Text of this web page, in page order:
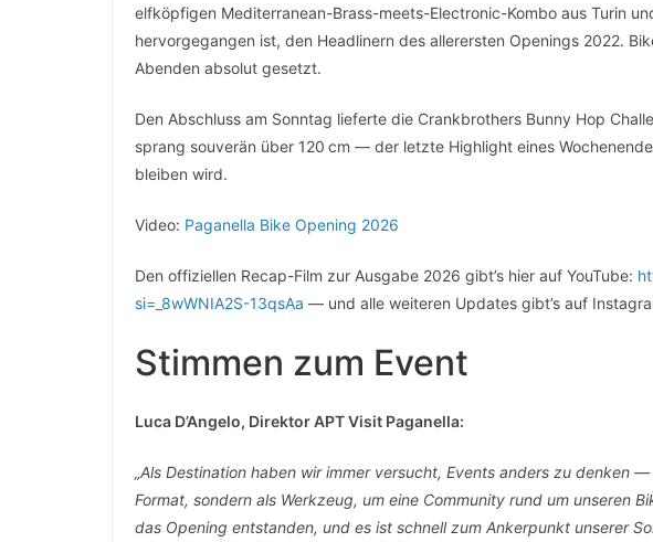
elfköpfigen Mediterranean-Brass-meets-Electronic-Kombo aus Turin
hervorgegangen ist, den Headlinern des allerersten Openings 2022.
Abenden absolut gesetzt.
Den Abschluss am Sonntag lieferte die Crankbrothers Bunny Hop
sprang souverän über 120 cm — der letzte Highlight eines
bleiben wird.
Video: Paganella Bike Opening 2026
Den offiziellen Recap-Film zur Ausgabe 2026 gibt’s hier auf YouTube:
si=_8wWNIA2S-13qsAa — und alle weiteren Updates gibt’s auf
Stimmen zum Event
Luca D’Angelo, Direktor APT Visit Paganella:
„Als Destination haben wir immer versucht, Events anders zu denken
Format, sondern als Werkzeug, um eine Community rund um unseren
das Opening entstanden, und es ist schnell zum Ankerpunkt unserer